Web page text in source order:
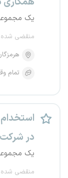
یک
منقضی شده
تمام
در
یک
منقضی شده